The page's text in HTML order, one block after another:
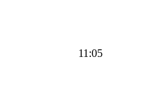
11:05